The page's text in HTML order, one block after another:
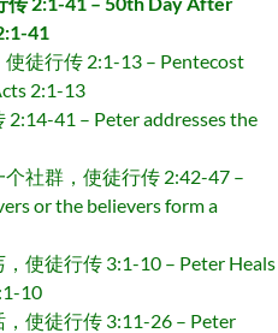
41
徒行传 2:1-13 – Pentecost
2:1-13
41 – Peter addresses the
社群，使徒行传 2:42-47 –
or the believers form a
使徒行传 3:1-10 – Peter Heals
10
使徒行传 3:11-26 – Peter